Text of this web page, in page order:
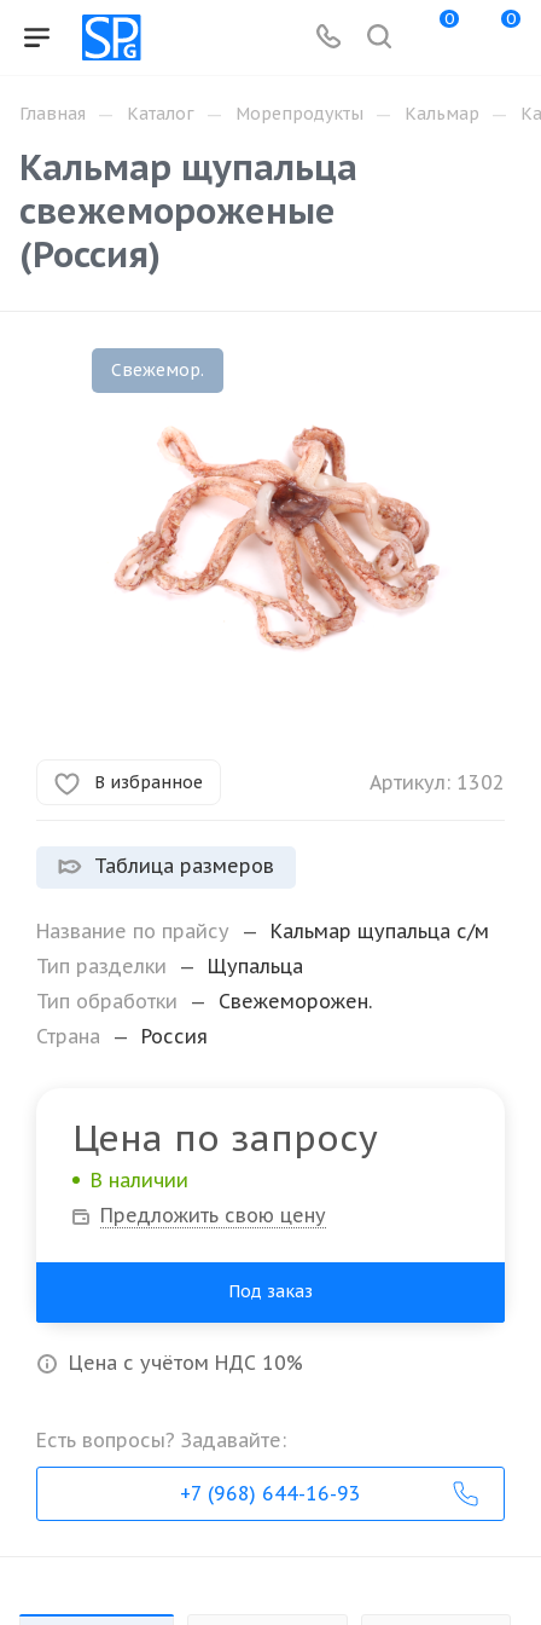
0 0
Главная — Каталог — Морепродукты — Кальмар —
Кальмар щупальца
свежемороженые
(Россия)
Свежемор.
В избранное Артикул: 1302
Таблица размеров
Название по прайсу —
Кальмар щупальца с/м
Тип разделки
—
Щупальца
Тип обработки
—
Свежеморожен.
Страна
— Россия
Цена по запросу
В наличии
Предложить свою цену
Под заказ
Цена с учётом НДС 10%
Есть вопросы? Задавайте:
+7 (968) 644-16-93